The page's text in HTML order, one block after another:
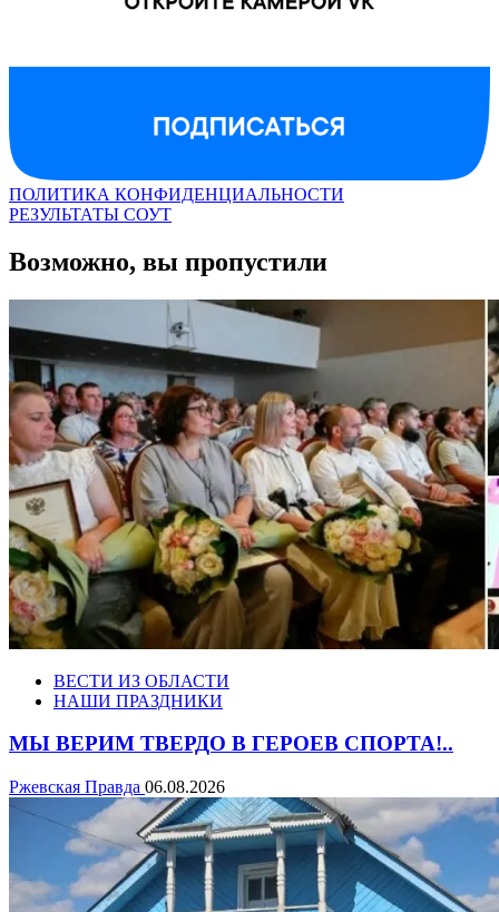
ПОЛИТИКА КОНФИДЕНЦИАЛЬНОСТИ
РЕЗУЛЬТАТЫ СОУТ
Возможно, вы пропустили
ВЕСТИ ИЗ ОБЛАСТИ
НАШИ ПРАЗДНИКИ
МЫ ВЕРИМ ТВЕРДО В ГЕРОЕВ СПОРТА!..
Ржевская Правда 06.08.2026